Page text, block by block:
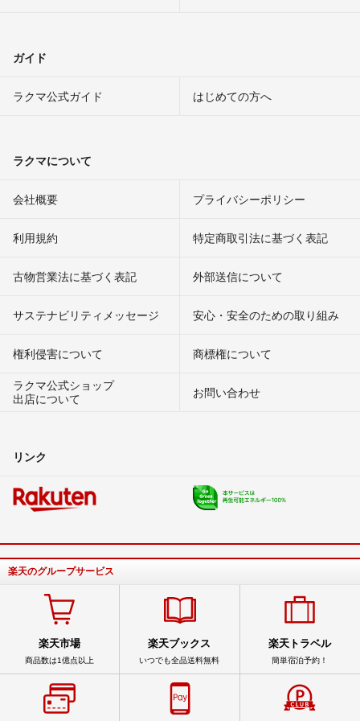
ガイド
ラクマ公式ガイド はじめての方へ
ラクマについて
会社概要 プライバシーポリシー
利用規約 特定商取引法に基づく表記
古物営業法に基づく表記 外部送信について
サステナビリティメッセージ 安心・安全のための取り組み
権利侵害について
商標権について
ラクマ公式ショップ
出店について
お問い合わせ
リンク
楽天のグループサービス
楽天市場
商品数は1億点以上
楽天ブックス
いつでも全品送料無料
楽天トラベル
簡単宿泊予約！